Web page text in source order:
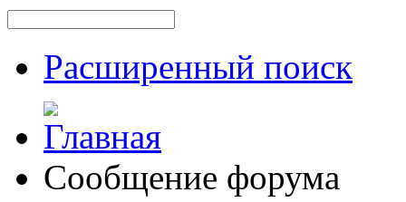
Расширенный поиск
Сообщение форума